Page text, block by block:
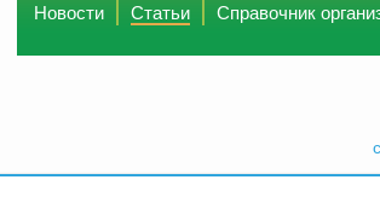
Новости Статьи Справочник